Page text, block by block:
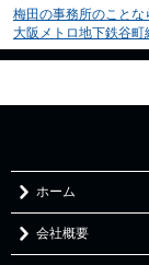
梅田の事務所のこと
大阪メトロ地下鉄谷町
ホーム
会社概要